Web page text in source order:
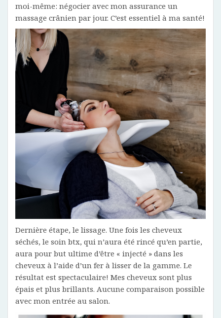
moi-même: négocier avec mon assurance un
massage crânien par jour. C’est essentiel à ma santé!
Dernière étape, le lissage. Une fois les cheveux
séchés, le soin btx, qui n’aura été rincé qu’en partie,
aura pour but ultime d’être « injecté » dans les
cheveux à l’aide d’un fer à lisser de la gamme. Le
résultat est spectaculaire! Mes cheveux sont plus
épais et plus brillants. Aucune comparaison possible
avec mon entrée au salon.